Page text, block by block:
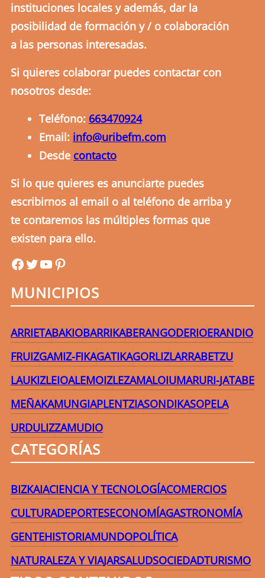
instituciones locales y además, dar la
posibilidad de formación y / o colaboración
a las personas interesadas.
Si quieres colaborar puedes contactar con
nosotros desde:
Teléfono: 663470924
Email: info@uribefm.com
Desde contacto
Si lo que quieres es anunciarte puedes
escribirnos al email o al teléfono de arriba y
te contaremos las múltiples formas que
existen para ello.
uribefmuribefmYouTube Pinterest
MUNICIPIOS
ARRIETABAKIOBARRIKABERANGODERIOERANDIO
FRUIZGAMIZ-FIKAGATIKAGORLIZLARRABETZU
LAUKIZLEIOALEMOIZLEZAMALOIUMARURI-JATABE
MEÑAKAMUNGIAPLENTZIASONDIKASOPELA
URDULIZZAMUDIO
CATEGORÍAS
BIZKAIACIENCIA Y TECNOLOGÍACOMERCIOS
CULTURADEPORTESECONOMÍAGASTRONOMÍA
GENTEHISTORIAMUNDOPOLÍTICA
NATURALEZA Y VIAJARSALUDSOCIEDADTURISMO